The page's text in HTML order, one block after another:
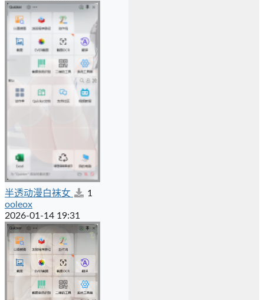
半透动漫白袜女
1
ooleox
2026-01-14 19:31